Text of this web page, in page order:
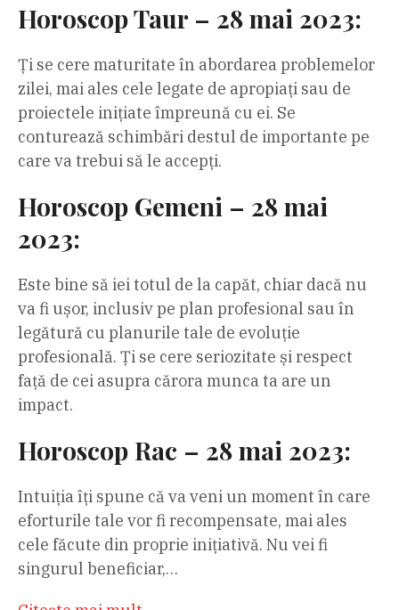
Horoscop Taur – 28 mai 2023:
Ți se cere maturitate în abordarea problemelor
zilei, mai ales cele legate de apropiați sau de
proiectele inițiate împreună cu ei. Se
conturează schimbări destul de importante pe
care va trebui să le accepți.
Horoscop Gemeni – 28 mai
2023:
Este bine să iei totul de la capăt, chiar dacă nu
va fi ușor, inclusiv pe plan profesional sau în
legătură cu planurile tale de evoluție
profesională. Ți se cere seriozitate și respect
față de cei asupra cărora munca ta are un
impact.
Horoscop Rac – 28 mai 2023:
Intuiția îți spune că va veni un moment în care
eforturile tale vor fi recompensate, mai ales
cele făcute din proprie inițiativă. Nu vei fi
singurul beneficiar,…